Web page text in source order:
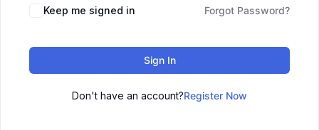
Keep me signed in Forgot Password?
Sign In
Don't have an account?Register Now